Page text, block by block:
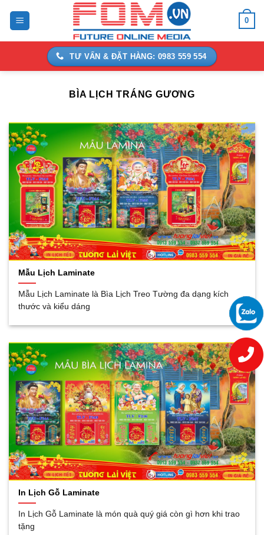
0
TƯ VẤN & ĐẶT HÀNG: 0983 559 554
BÌA LỊCH TRÁNG GƯƠNG
Mẫu Lịch Laminate
Mẫu Lịch Laminate là Bìa Lịch Treo Tường đa dạng kích
thước và kiểu dáng
In Lịch Gỗ Laminate
In Lịch Gỗ Laminate là món quà quý giá còn gì hơn khi trao
tặng